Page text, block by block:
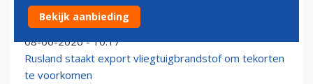
Medewerker KLM terecht ontslagen na lekken van
1000 liter kerosine
08-06-2026 - 10:17
Rusland staakt export vliegtuigbrandstof om tekorten
te voorkomen
Bekijk aanbieding